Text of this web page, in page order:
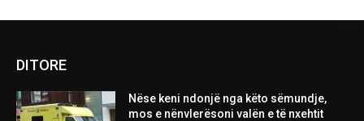
DITORE
Nëse keni ndonjë nga këto sëmundje,
mos e nënvlerësoni valën e të nxehtit